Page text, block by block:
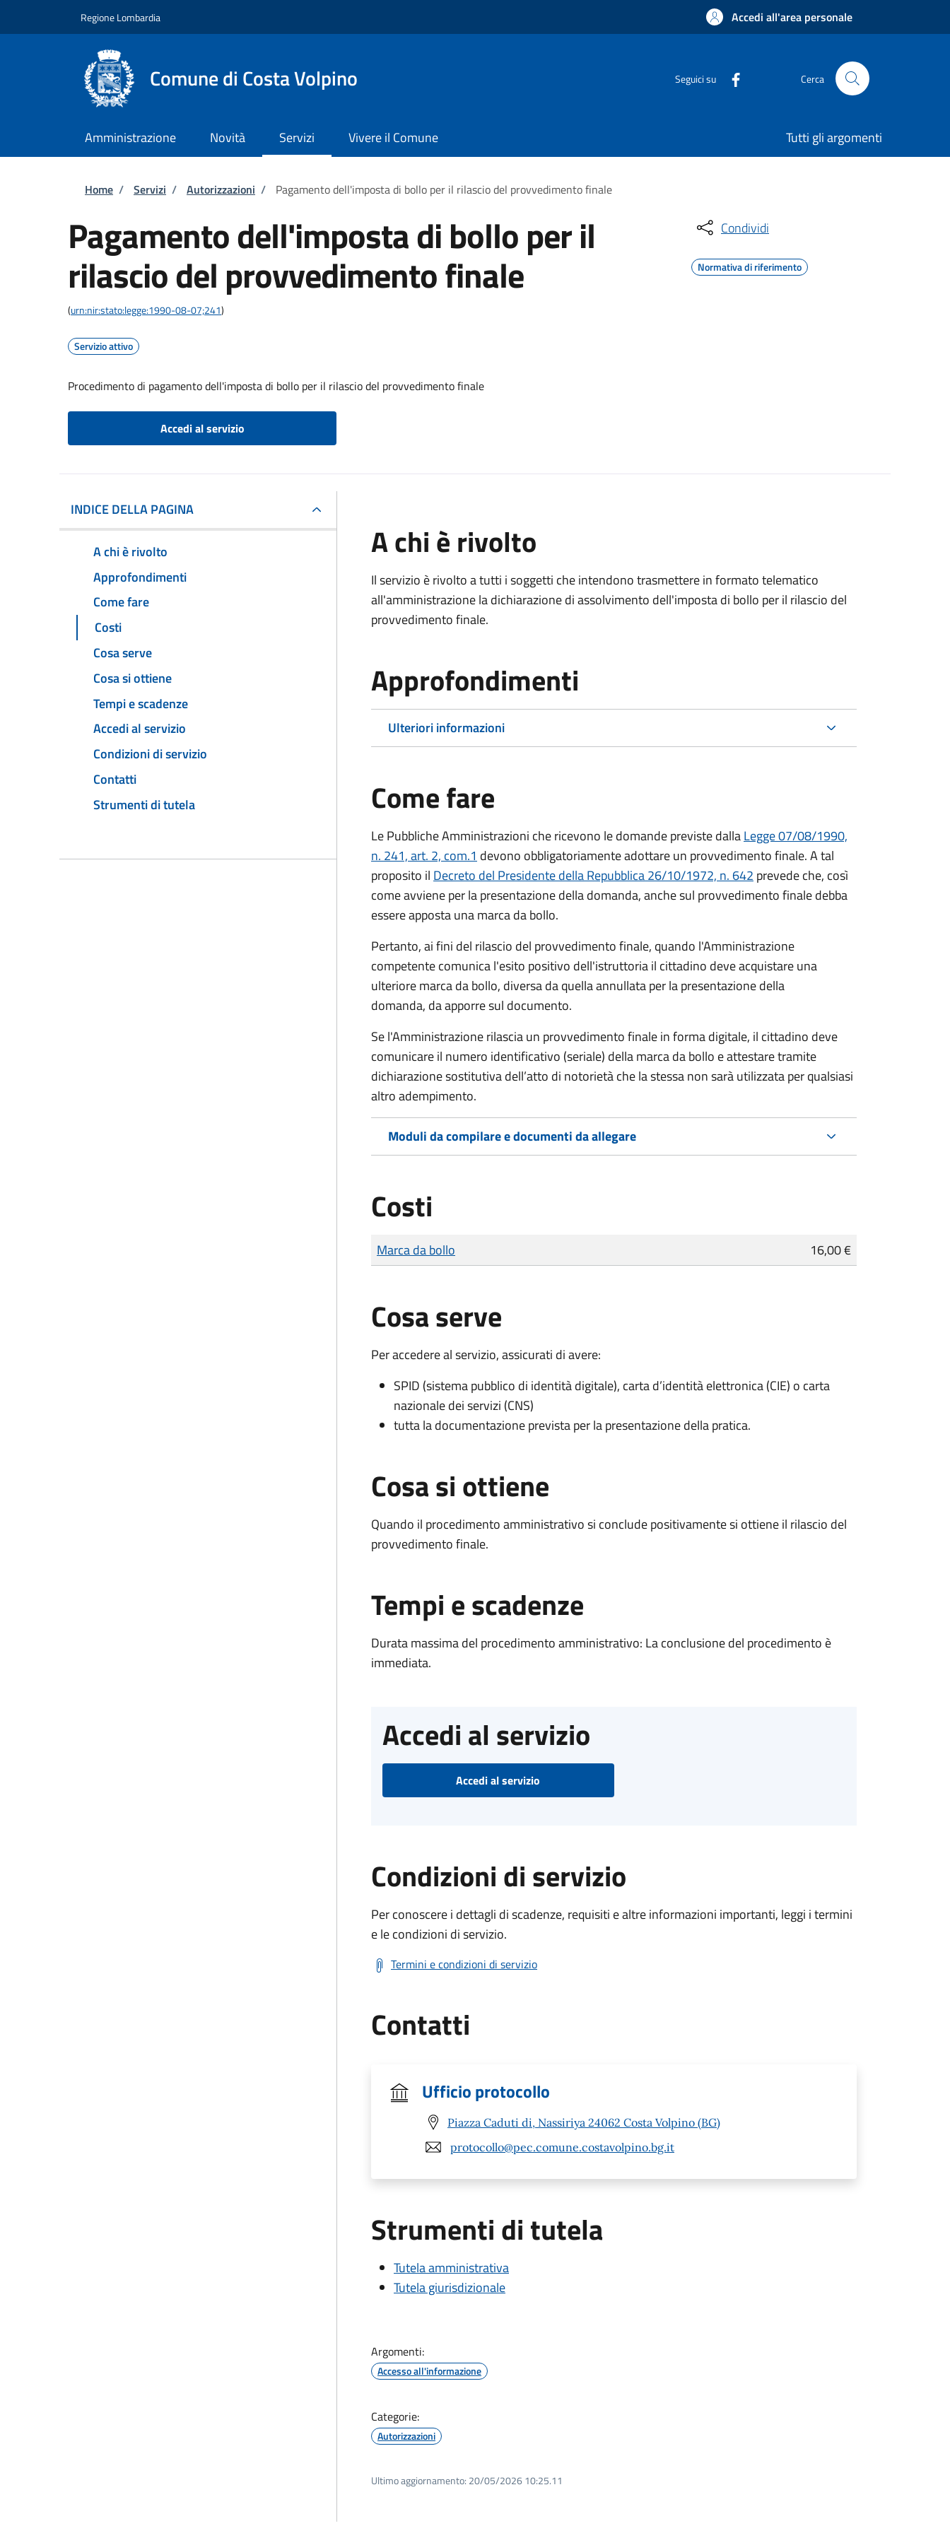
Regione Lombardia Accedi all'area personale
Comune di Costa Volpino Seguici su Cerca
Amministrazione Novità Servizi Vivere il Comune Tutti gli argomenti
Briciole di pane
Home / Servizi / Autorizzazioni / Pagamento dell'imposta di bollo per il rilascio del provvedimento finale
Pagamento dell'imposta di bollo per il
rilascio del provvedimento finale
(urn:nir:stato:legge:1990-08-07;241)
Servizio attivo
Procedimento di pagamento dell'imposta di bollo per il rilascio del provvedimento finale
Accedi al servizio
Condividi
Normativa di riferimento
INDICE DELLA PAGINA
A chi è rivolto
Approfondimenti
Come fare
Costi
Cosa serve
Cosa si ottiene
Tempi e scadenze
Accedi al servizio
Condizioni di servizio
Contatti
Strumenti di tutela
A chi è rivolto
Il servizio è rivolto a tutti i soggetti che intendono trasmettere in formato telematico
all'amministrazione la dichiarazione di assolvimento dell'imposta di bollo per il rilascio del
provvedimento finale.
Approfondimenti
Ulteriori informazioni
Come fare
Le Pubbliche Amministrazioni che ricevono le domande previste dallaLegge 07/08/1990,
n. 241, art. 2, com.1 devono obbligatoriamente adottare un provvedimento finale. A tal
proposito il Decreto del Presidente della Repubblica 26/10/1972, n. 642 prevede che, così
come avviene per la presentazione della domanda, anche sul provvedimento finale debba
essere apposta una marca da bollo.
Pertanto, ai fini del rilascio del provvedimento finale, quando l'Amministrazione
competente comunica l'esito positivo dell'istruttoria il cittadino deve acquistare una
ulteriore marca da bollo, diversa da quella annullata per la presentazione della
domanda, da apporre sul documento.
Se l'Amministrazione rilascia un provvedimento finale in forma digitale, il cittadino deve
comunicare il numero identificativo (seriale) della marca da bollo e attestare tramite
dichiarazione sostitutiva dell’atto di notorietà che la stessa non sarà utilizzata per qualsiasi
altro adempimento.
Moduli da compilare e documenti da allegare
Costi
Tipo di pagamento
Importo
Marca da bollo 16,00 €
Cosa serve
Per accedere al servizio, assicurati di avere:
SPID (sistema pubblico di identità digitale), carta d’identità elettronica (CIE) o carta
nazionale dei servizi (CNS)
tutta la documentazione prevista per la presentazione della pratica.
Cosa si ottiene
Quando il procedimento amministrativo si conclude positivamente si ottiene il rilascio del
provvedimento finale.
Tempi e scadenze
Durata massima del procedimento amministrativo: La conclusione del procedimento è
immediata.
Accedi al servizio
Accedi al servizio
Condizioni di servizio
Per conoscere i dettagli di scadenze, requisiti e altre informazioni importanti, leggi i termini
e le condizioni di servizio.
Termini e condizioni di servizio
Contatti
Ufficio protocollo
Piazza Caduti di, Nassiriya 24062 Costa Volpino (BG)
protocollo@pec.comune.costavolpino.bg.it
Strumenti di tutela
Tutela amministrativa
Tutela giurisdizionale
Argomenti:
Accesso all'informazione
Categorie:
Autorizzazioni
Ultimo aggiornamento: 20/05/2026 10:25.11